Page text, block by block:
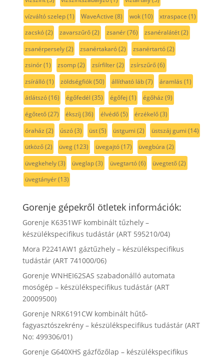
vízváltó szelep(1) WaveActive (8) wok(10) xtraspace (1)
zacskó(2) zavarszűrő(2) zsanér(76) zsanéralátét(2)
zsanérpersely(2) zsanértakaró(2) zsanértartó(2)
zsinór(1) zsomp(2) zsírfilter(2) zsírszűrő(6)
zsírálló(1) zöldségfiók(50) állítható láb(7) áramlás (1)
átlátszó(16) égőfedél (35) égőfej (1) égőház (9)
égőtető(27) ékszíj (36) élvédő(5) érzékelő(3)
óraház (2) úszó(3) üst(5) üstgumi (2) üstszáj gumi (14)
ütköző(2) üveg(123) üvegajtó(17) üvegbúra (2)
üvegkehely(3) üveglap(3) üvegtartó(6) üvegtető(2)
üvegtányér(13)
Gorenje gépekről ötletek információk:
Gorenje K6351WF kombinált tűzhely –
készülékspecifikus tudástár (ART 595210/04)
Mora P2241AW1 gáztűzhely – készülékspecifikus
tudástár (ART 741000/06)
Gorenje WNHEI62SAS szabadonálló automata
mosógép – készülékspecifikus tudástár (ART
20009500)
Gorenje NRK6191CW kombinált hűtő-
fagyasztószekrény – készülékspecifikus tudástár (ART
No: 499306/01)
Gorenje G640XHS gázfőzőlap – készülékspecifikus